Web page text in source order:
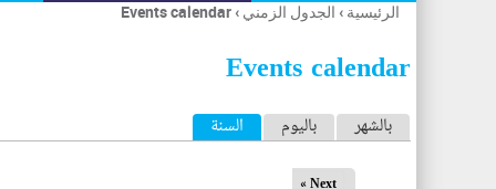
أنت
هنا
الرئيسية › الجدول الزمني ›
Events calendar
Events calendar
ا بالشهر باليوم السنة (علامة التبويب النشطة)